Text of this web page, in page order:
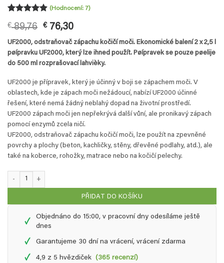
4.86z 5
hodnocení
zákazníků
(Hodnocení: 7)
€89,76 Původní
cena
byla:
€ 89,76.
€76,30Aktuální
cena
je:
€ 76,30.
UF2000, odstraňovač zápachu kočičí moči. Ekonomické balení 2 x 2,5 l
pøípravku UF2000, který lze ihned použít. Pøípravek se pouze pøelije
do 500 ml rozprašovací lahvièky.
UF2000 je přípravek, který je účinný v boji se zápachem moči. V
oblastech, kde je zápach moči nežádoucí, nabízí UF2000 účinné
řešení, které nemá žádný neblahý dopad na životní prostředí.
UF2000 zápach moči jen nepřekrývá další vůní, ale pronikavý zápach
pomocí enzymů zcela ničí.
UF2000, odstraňovač zápachu kočičí moči, lze použít na zpevněné
povrchy a plochy (beton, kachličky, stěny, dřevěné podlahy, atd.), ale
také na koberce, rohožky, matrace nebo na kočičí pelechy.
UF2000 4Pets - 5 L kanystr množství
PŘIDAT DO KOŠÍKU
✓
Objednáno do 15:00, v pracovní dny odesíláme ještě
dnes
✓ Garantujeme 30 dní na vrácení, vrácení zdarma
✓ 4,9 z 5 hvězdiček(365 recenzí)